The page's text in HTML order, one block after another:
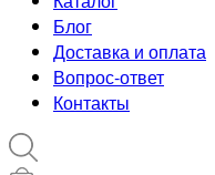
Блог
Доставка и оплата
Вопрос-ответ
Контакты